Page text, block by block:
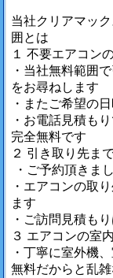
当社クリアマッ
囲とは
１ 不要エアコン
・当社無料範囲
をお尋ねします
・またご希望の
・お電話見積も
完全無料です
２ 引き取り先ま
・ご予約頂きま
・エアコンの取
ます
・ご訪問見積も
３ エアコンの室
・丁寧に室外機
無料だからと乱